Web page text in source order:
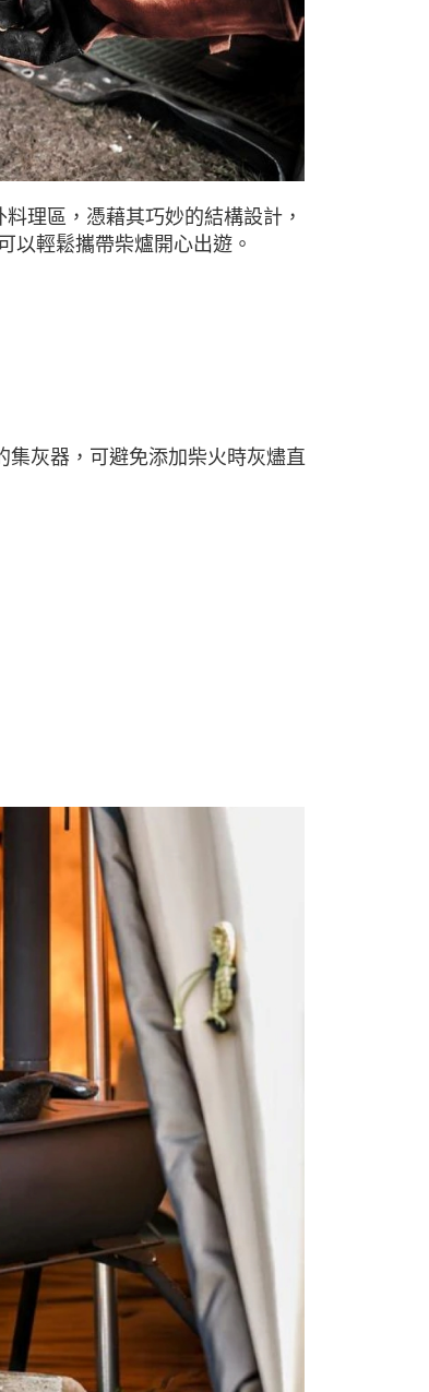
理區，憑藉其巧妙的結構設計，
以輕鬆攜帶柴爐開心出遊。
灰器，可避免添加柴火時灰燼直